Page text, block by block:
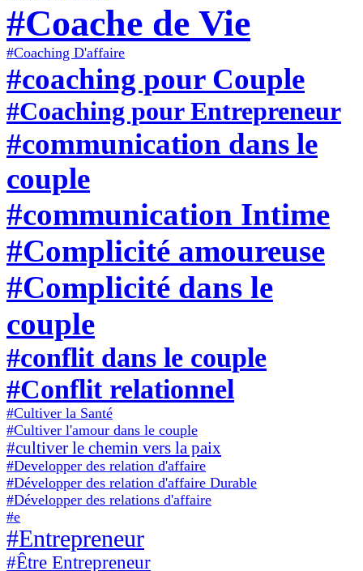
#Coache de Vie
#Coaching D'affaire
#coaching pour Couple
#Coaching pour Entrepreneur
#communication dans le
couple
#communication Intime
#Complicité amoureuse
#Complicité dans le
couple
#conflit dans le couple
#Conflit relationnel
#Cultiver la Santé
#Cultiver l'amour dans le couple
#cultiver le chemin vers la paix
#Developper des relation d'affaire
#Développer des relation d'affaire Durable
#Développer des relations d'affaire
#e
#Entrepreneur
#Être Entrepreneur